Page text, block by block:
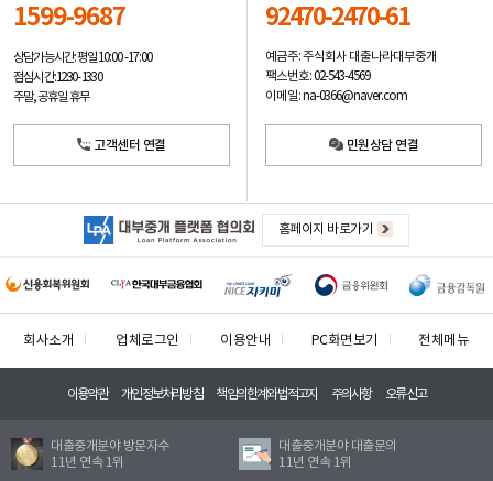
1599-9687
상담가능시간: 평일10:00 -17:00
점심시간: 12:30 - 13:30
주말, 공휴일 휴무
고객센터 연결
92470-2470-61
예금주: 주식회사 대출나라대부중개
팩스번호: 02-543-4569
이메일: na-0366@naver.com
민원상담 연결
홈페이지 바로가기
회사소개 업체로그인 이용안내 PC화면보기 전체메뉴
이용약관 개인정보처리방침 책임의한계와법적고지 주의사항 오류신고
대출중개분야 방문자수
11년 연속 1위
대출중개분야 대출문의
11년 연속 1위